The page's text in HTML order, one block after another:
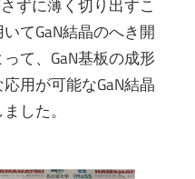
ずに薄く切り出すこ
てGaN結晶のへき開
て、GaN基板の成形
用が可能なGaN結晶
した。